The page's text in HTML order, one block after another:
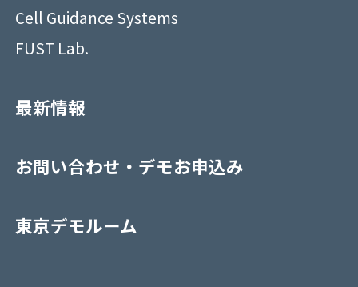
Cell Guidance Systems
FUST Lab.
最新情報
お問い合わせ・デモお申込み
東京デモルーム